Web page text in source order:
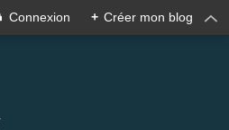
Connexion + Créer mon blog